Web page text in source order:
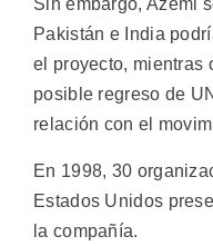
Sin embargo, Azemi
Pakistán e India
el proyecto, mientras
posible regreso de
relación con el
En 1998, 30
Estados Unidos
la compañía.